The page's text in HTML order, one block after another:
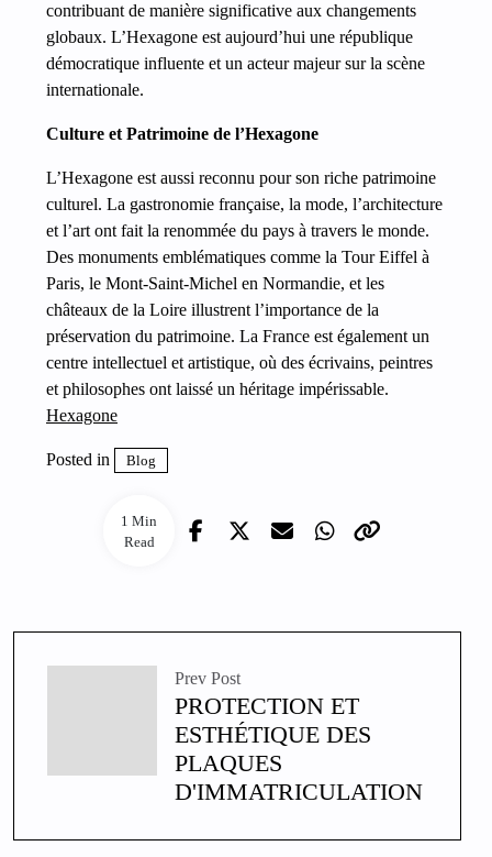
1 Min
Read
contribuant de manière significative aux changements
globaux. L’Hexagone est aujourd’hui une république
démocratique influente et un acteur majeur sur la scène
internationale.
Culture et Patrimoine de l’Hexagone
L’Hexagone est aussi reconnu pour son riche patrimoine
culturel. La gastronomie française, la mode, l’architecture
et l’art ont fait la renommée du pays à travers le monde.
Des monuments emblématiques comme la Tour Eiffel à
Paris, le Mont-Saint-Michel en Normandie, et les
châteaux de la Loire illustrent l’importance de la
préservation du patrimoine. La France est également un
centre intellectuel et artistique, où des écrivains, peintres
et philosophes ont laissé un héritage impérissable.
Hexagone
Posted in Blog
Prev Post
PROTECTION ET
ESTHÉTIQUE DES
PLAQUES
D'IMMATRICULATION